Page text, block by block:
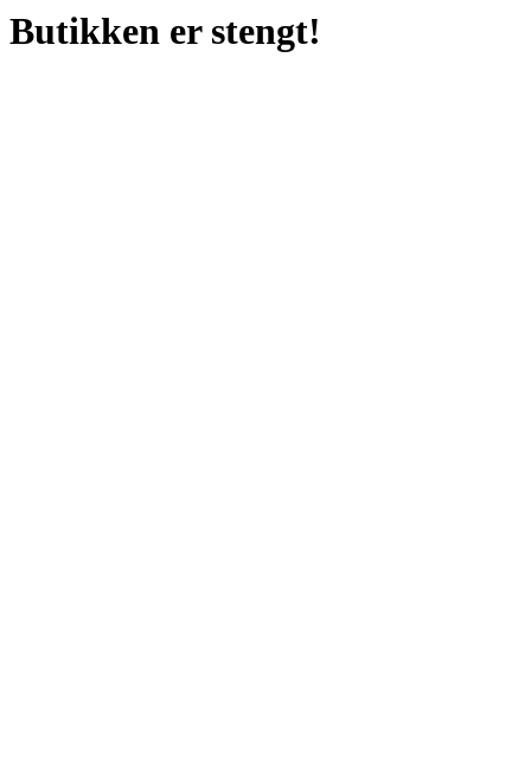
Butikken er stengt!